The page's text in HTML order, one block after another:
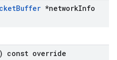
Buffer *networkInfo
const override